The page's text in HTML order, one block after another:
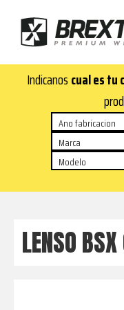
contenido
principal
de
página
Brexten
aluminio
premium
¡En
Brexten.com
encontrarás
aluminio
top!
y
estilo
Indicanos cual es tu
LENSO